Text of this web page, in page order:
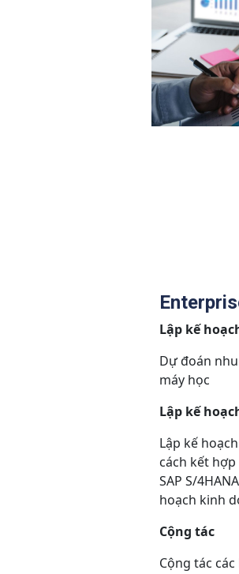
Lập kế
Dự đoán
máy học
Lập kế
Lập kế
cách kết
SAP S/
hoạch kinh
Cộng tác
Cộng tác